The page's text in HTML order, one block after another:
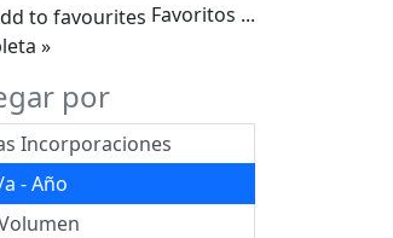
Favoritos ...
»
por
Incorporaciones
- Año